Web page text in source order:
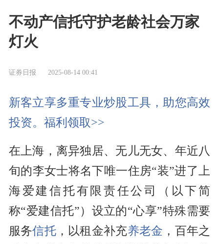
不动产信托守护老龄社会万家
灯火
证券日报 2025-08-14 00:41
新客立享多重专业炒股工具，助您高效
投资。福利领取>>
在上海，离异独居、无儿无女、年近八
旬的李女士将名下唯一住房“装”进了上
海爱建信托有限责任公司（以下简
称“爱建信托”）设立的“心享”特殊需要
服务信托，以租金补充养老金 ，百年之